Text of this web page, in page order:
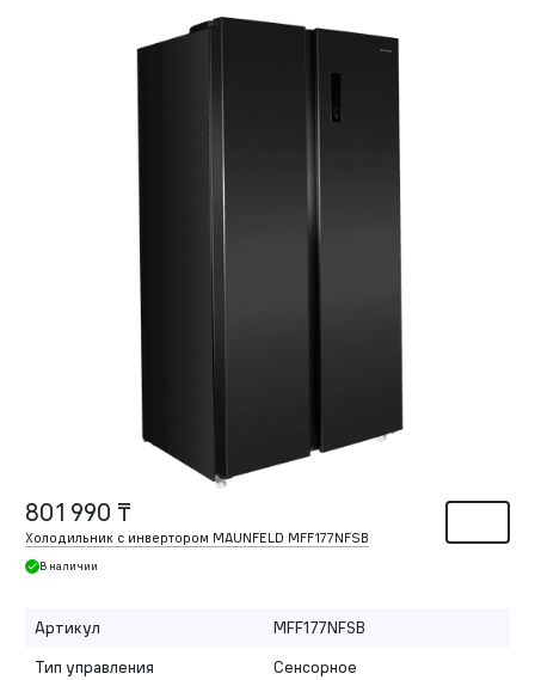
801 990 ₸
Холодильник с инвертором MAUNFELD MFF177NFSB
В наличии
Артикул
MFF177NFSB
Тип управления
Сенсорное